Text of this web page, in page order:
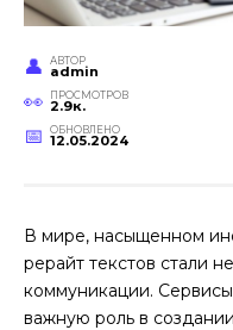
АВТОР
admin
ПРОСМОТРОВ
2.9к.
ОБНОВЛЕНО
12.05.2024
В мире, насыщенном
рерайт текстов стали
коммуникации.
важную роль в